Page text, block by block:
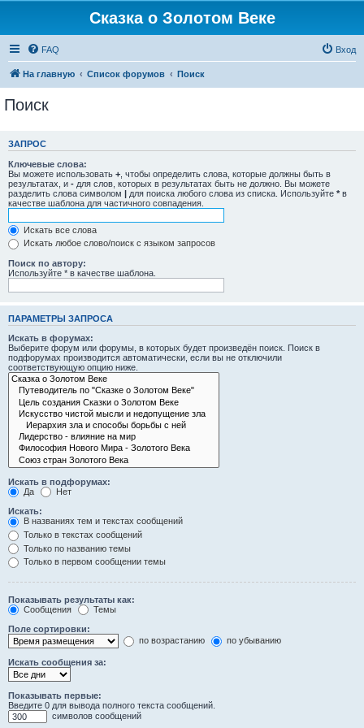
Сказка о Золотом Веке
FAQ Вход
На главную Список форумов Поиск
Поиск
ЗАПРОС
Ключевые слова:
Вы можете использовать + , чтобы определить слова, которые должны быть в
результатах, и - для слов, которых в результатах быть не должно. Вы можете
разделить слова символом | для поиска любого слова из списка. Используйте * в
качестве шаблона для частичного совпадения.
Искать все слова
Искать любое слово/поиск с языком запросов
Поиск по автору:
Используйте * в качестве шаблона.
ПАРАМЕТРЫ ЗАПРОСА
Искать в форумах:
Выберите форум или форумы, в которых будет произведён поиск. Поиск в
подфорумах производится автоматически, если вы не отключили
соответствующую опцию ниже.
Искать в подфорумах:
Да
Нет
Искать:
В названиях тем и текстах сообщений
Только в текстах сообщений
Только по названию темы
Только в первом сообщении темы
Показывать результаты как:
Сообщения
Темы
Поле сортировки:
по возрастанию
по убыванию
Искать сообщения за:
Показывать первые:
Введите 0 для вывода полного текста сообщений.
символов сообщений